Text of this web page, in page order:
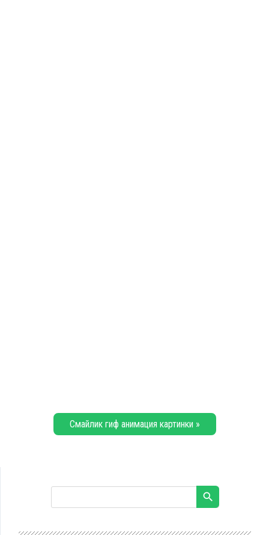
Смайлик гиф анимация картинки »